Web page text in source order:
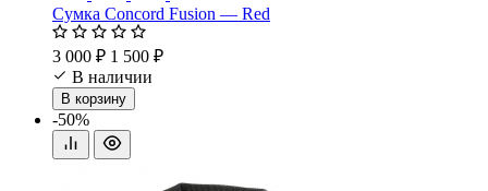
Сумка Concord Fusion — Red
3 000 ₽ 1 500 ₽
В наличии
В корзину
-50%